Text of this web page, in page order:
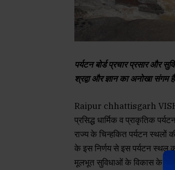
पर्यटन बोर्ड प्रचार प्रसार और
श्रद्वा और ज्ञान का अनोखा संगम है
Raipur chhattisgarh
प्रसिद्ध धार्मिक व प्राकृतिक
राज्य के चिन्हकित पर्यटन स्थलों
के इस निर्णय से इस पर्यटन स्थल
मूलभूत सुविधाओं के विकास के